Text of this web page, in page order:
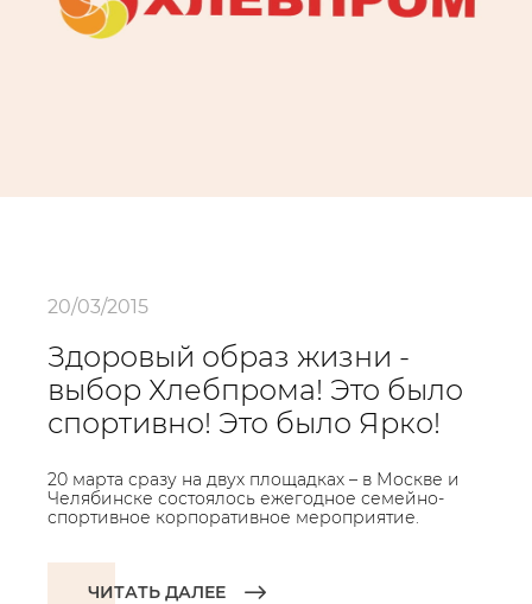
20/03/2015
Здоровый образ жизни -
выбор Хлебпрома! Это было
спортивно! Это было Ярко!
20 марта сразу на двух площадках – в Москве и
Челябинске состоялось ежегодное семейно-
спортивное корпоративное мероприятие.
ЧИТАТЬ ДАЛЕЕ